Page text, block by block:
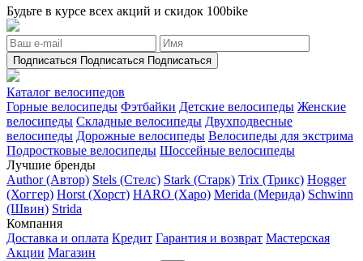
Будьте в курсе всех акций и скидок 100bike
Подписаться Подписаться Подписаться
Каталог велосипедов
Горные велосипеды Фэтбайки Детские велосипеды Женские
велосипеды Складные велосипеды Двухподвесные
велосипеды Дорожные велосипеды Велосипеды для экстрима
Подростковые велосипеды Шоссейные велосипеды
Лучшие бренды
Author (Автор) Stels (Стелс) Stark (Старк) Trix (Трикс) Hogger
(Хоггер) Horst (Хорст) HARO (Харо) Merida (Мерида) Schwinn
(Швин) Strida
Компания
Доставка и оплата Кредит Гарантия и возврат Мастерская
Акции Магазин